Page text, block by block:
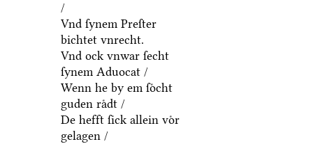
/
Vnd ſynem Preſter
bichtet vnrecht.
Vnd ock vnwar ſecht
ſynem Aduocat /
Wenn he by em ſoͤcht
guden raͤdt /
De hefft ſick allein voͤr
gelagen /